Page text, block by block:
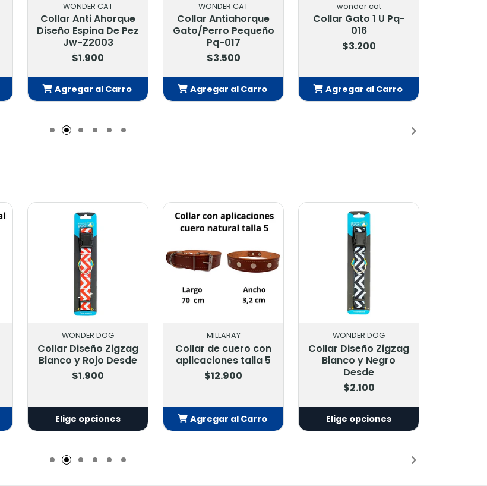
WONDER CAT
Collar Anti Ahorque
Diseño Espina De Pez
Jw-Z2003
$1.900
Agregar al Carro
WONDER CAT
Collar Antiahorque
Gato/Perro Pequeño
Pq-017
$3.500
Agregar al Carro
wonder cat
Collar Gato 1 U Pq-
016
$3.200
Agregar al Carro
WONDER DOG
Collar Diseño Zigzag
Blanco y Rojo Desde
$1.900
Elige opciones
MILLARAY
Collar de cuero con
aplicaciones talla 5
$12.900
Agregar al Carro
WONDER DOG
Collar Diseño Zigzag
Blanco y Negro
Desde
$2.100
Elige opciones